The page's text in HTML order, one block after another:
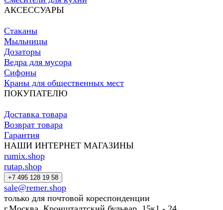
АКСЕССУАРЫ
Стаканы
Мыльницы
Дозаторы
Ведра для мусора
Сифоны
Краны для общественных мест
ПОКУПАТЕЛЮ
Доставка товара
Возврат товара
Гарантия
НАШИ ИНТЕРНЕТ МАГАЗИНЫ
rumix.shop
rutap.shop
+7 495 128 19 58
sale@remer.shop
только для почтовой кореспонденции